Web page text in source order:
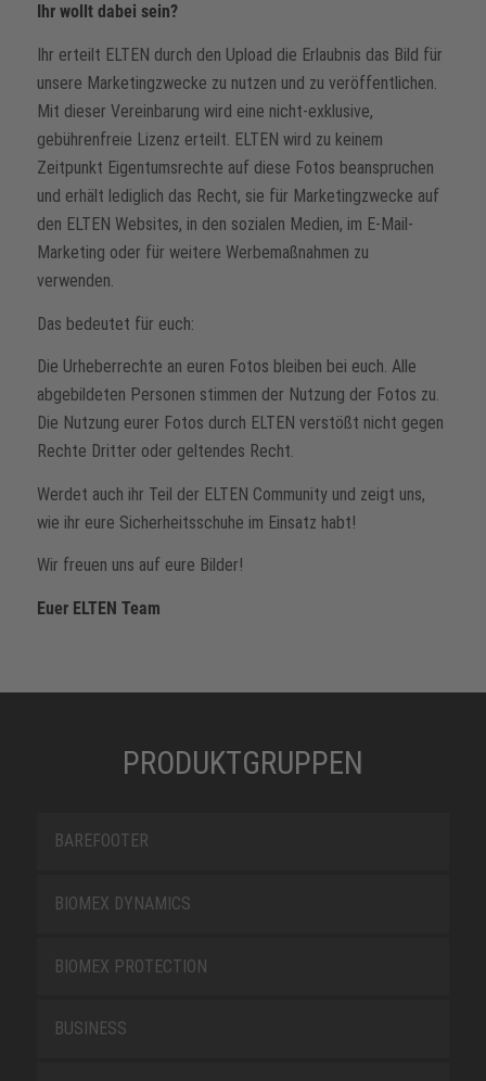
Ihr wollt dabei sein?
Ihr erteilt ELTEN durch den Upload die Erlaubnis das Bild für
unsere Marketingzwecke zu nutzen und zu veröffentlichen.
Mit dieser Vereinbarung wird eine nicht-exklusive,
gebührenfreie Lizenz erteilt. ELTEN wird zu keinem
Zeitpunkt Eigentumsrechte auf diese Fotos beanspruchen
und erhält lediglich das Recht, sie für Marketingzwecke auf
den ELTEN Websites, in den sozialen Medien, im E-Mail-
Marketing oder für weitere Werbemaßnahmen zu
verwenden.
Das bedeutet für euch:
Die Urheberrechte an euren Fotos bleiben bei euch. Alle
abgebildeten Personen stimmen der Nutzung der Fotos zu.
Die Nutzung eurer Fotos durch ELTEN verstößt nicht gegen
Rechte Dritter oder geltendes Recht.
Werdet auch ihr Teil der ELTEN Community und zeigt uns,
wie ihr eure Sicherheitsschuhe im Einsatz habt!
Wir freuen uns auf eure Bilder!
Euer ELTEN Team
PRODUKTGRUPPEN
BAREFOOTER
BIOMEX DYNAMICS
BIOMEX PROTECTION
BUSINESS